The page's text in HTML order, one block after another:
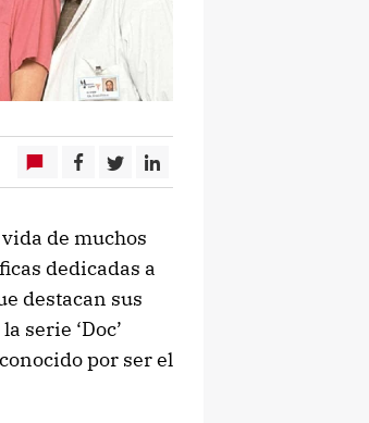
de muchos
dedicadas a
destacan sus
serie ‘Doc’
por ser el